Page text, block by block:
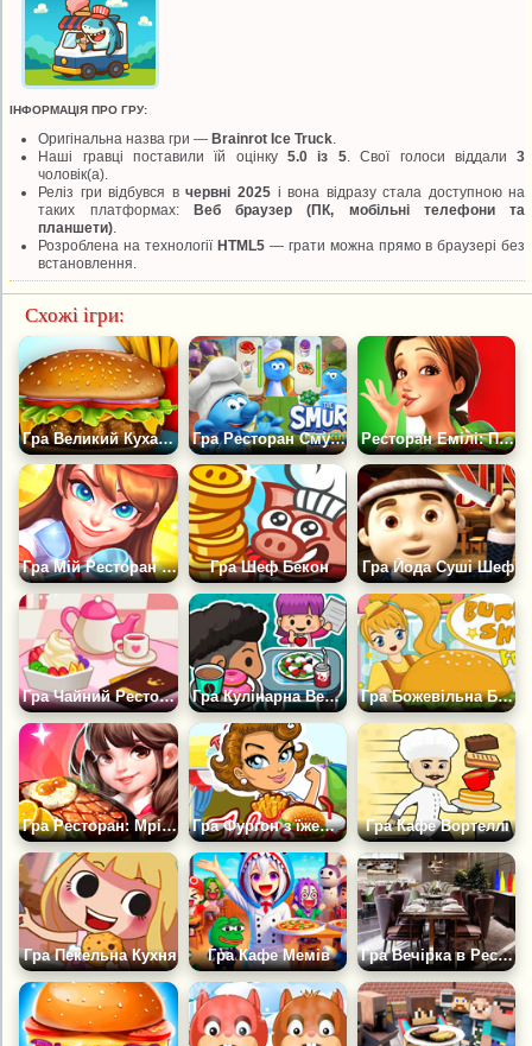
ІНФОРМАЦІЯ ПРО ГРУ:
Оригінальна назва гри —Brainrot Ice Truck
Наші гравці поставили їй оцінку5.0 із 5. Свої голоси віддали3
чоловік(а).
Реліз гри відбувся вчервні 2025і вона відразу стала доступною на
таких платформах: Веб браузер (ПК, мобільні телефони та
планшети)
Розроблена на технології HTML5— грати можна прямо в браузері без
встановлення.
Схожі ігри:
Гра Великий Кухар У Ресторані Гра Ресторан Смурфиків Ресторан Емілі: Послання в пляшці
Гра Мій Ресторан Кулінарії Гра Шеф Бекон Гра Йода Суші Шеф
Гра Чайний Ресторанчик Самі Гра Кулінарна Вечірка Кейт 2 Гра Божевільна Бургерна
Гра Ресторан: Мрія Кухаря Гра Фургон з їжею Джулії Гра Кафе Вортеллі
Гра Пекельна Кухня Гра Кафе Мемів Гра Вечірка в Ресторані